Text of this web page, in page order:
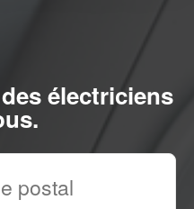
électriciens